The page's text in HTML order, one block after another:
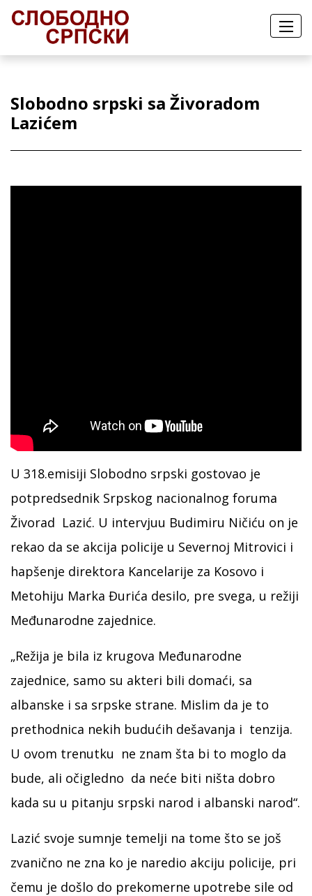
Slobodno srpski sa Živoradom
Lazićem
U 318.emisiji Slobodno srpski gostovao je
potpredsednik Srpskog nacionalnog foruma
Živorad Lazić. U intervjuu Budimiru Ničiću on je
rekao da se akcija policije u Severnoj Mitrovici i
hapšenje direktora Kancelarije za Kosovo i
Metohiju Marka Đurića desilo, pre svega, u režiji
Međunarodne zajednice.
„Režija je bila iz krugova Međunarodne
zajednice, samo su akteri bili domaći, sa
albanske i sa srpske strane. Mislim da je to
prethodnica nekih budućih dešavanja i tenzija.
U ovom trenutku ne znam šta bi to moglo da
bude, ali očigledno da neće biti ništa dobro
kada su u pitanju srpski narod i albanski narod“.
Lazić svoje sumnje temelji na tome što se još
zvanično ne zna ko je naredio akciju policije, pri
čemu je došlo do prekomerne upotrebe sile od